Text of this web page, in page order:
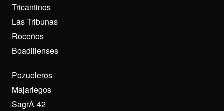
Tricantinos
Las Tribunas
Roceños
Boadillenses
Pozueleros
Majariegos
SagrA-42